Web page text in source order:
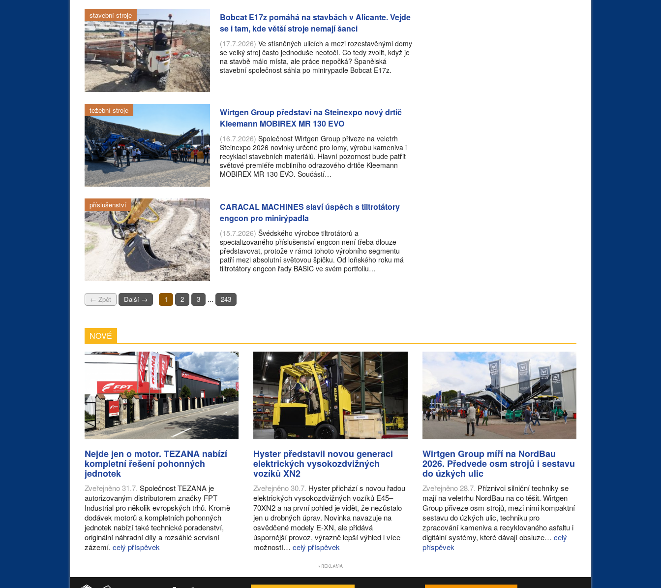
stavební stroje
Bobcat E17z pomáhá na stavbách v Alicante. Vejde
se i tam, kde větší stroje nemají šanci
(17.7.2026) Ve stísněných ulicích a mezi rozestavěnými domy
se velký stroj často jednoduše neotočí. Co tedy zvolit, když je
na stavbě málo místa, ale práce nepočká? Španělská
stavební společnost sáhla po minirypadle Bobcat E17z.
težební stroje
Wirtgen Group představí na Steinexpo nový drtič
Kleemann MOBIREX MR 130 EVO
(16.7.2026) Společnost Wirtgen Group přiveze na veletrh
Steinexpo 2026 novinky určené pro lomy, výrobu kameniva i
recyklaci stavebních materiálů. Hlavní pozornost bude patřit
světové premiéře mobilního odrazového drtiče Kleemann
MOBIREX MR 130 EVO. Součástí…
příslušenství
CARACAL MACHINES slaví úspěch s tiltrotátory
engcon pro minirýpadla
(15.7.2026) Švédského výrobce tiltrotátorů a
specializovaného příslušenství engcon není třeba dlouze
představovat, protože v rámci tohoto výrobního segmentu
patří mezi absolutní světovou špičku. Od loňského roku má
tiltrotátory engcon řady BASIC ve svém portfoliu…
← Zpět Další → 1 2 3 ... 243
NOVÉ
Nejde jen o motor. TEZANA nabízí
kompletní řešení pohonných
jednotek
Zveřejněno 31.7. Společnost TEZANA je
autorizovaným distributorem značky FPT
Industrial pro několik evropských trhů. Kromě
dodávek motorů a kompletních pohonných
jednotek nabízí také technické poradenství,
originální náhradní díly a rozsáhlé servisní
zázemí. celý příspěvek
Hyster představil novou generaci
elektrických vysokozdvižných
vozíků XN2
Zveřejněno 30.7. Hyster přichází s novou řadou
elektrických vysokozdvižných vozíků E45–
70XN2 a na první pohled je vidět, že nezůstalo
jen u drobných úprav. Novinka navazuje na
osvědčené modely E-XN, ale přidává
úspornější provoz, výrazně lepší výhled i více
možností…celý příspěvek
Wirtgen Group míří na NordBau
2026. Předvede osm strojů i sestavu
do úzkých ulic
Zveřejněno 28.7. Příznivci silniční techniky se
mají na veletrhu NordBau na co těšit. Wirtgen
Group přiveze osm strojů, mezi nimi kompaktní
sestavu do úzkých ulic, techniku pro
zpracování kameniva a recyklovaného asfaltu i
digitální systémy, které dávají obsluze… celý
příspěvek